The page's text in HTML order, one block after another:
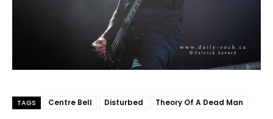
TAGS Centre Bell Disturbed Theory Of A Dead Man